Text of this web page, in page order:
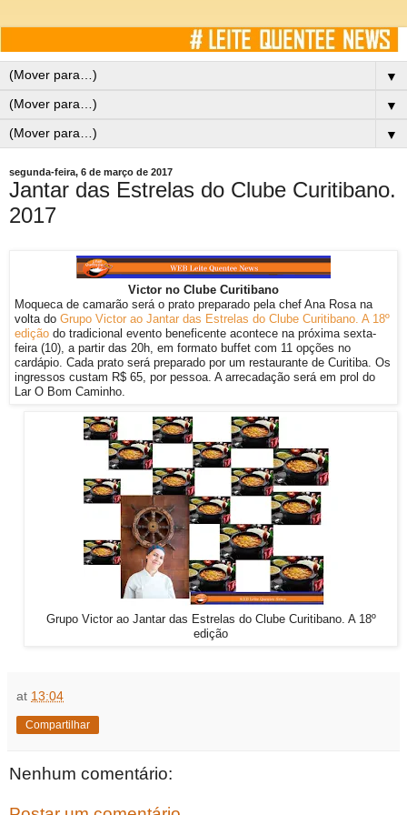
▼
▼
▼
segunda-feira, 6 de março de 2017
Jantar das Estrelas do Clube Curitibano.
2017
Victor no Clube Curitibano
Moqueca de camarão será o prato preparado pela chef Ana Rosa na
volta do Grupo Victor ao Jantar das Estrelas do Clube Curitibano. A 18º
edição do tradicional evento beneficente acontece na próxima sexta-
feira (10), a partir das 20h, em formato buffet com 11 opções no
cardápio. Cada prato será preparado por um restaurante de Curitiba. Os
ingressos custam R$ 65, por pessoa. A arrecadação será em prol do
Lar O Bom Caminho.
Grupo Victor ao Jantar das Estrelas do Clube Curitibano. A 18º
edição
at 13:04
Compartilhar
Nenhum comentário: